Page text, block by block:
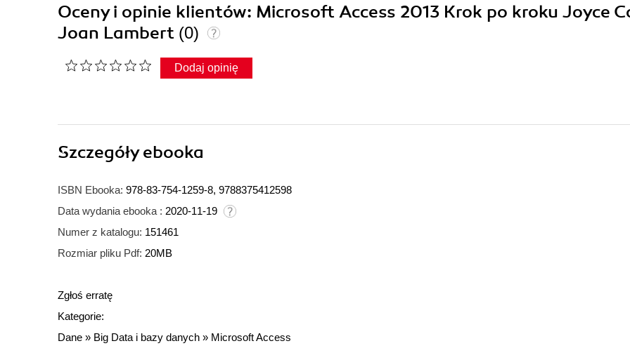
Oceny i opinie klientów: Microsoft Access 2013 Krok po kroku Joyce
Joan Lambert (0)
Dodaj opinię
Szczegółyebooka
ISBN Ebooka: 978-83-754-1259-8, 9788375412598
Data wydania ebooka : 2020-11-19
Numer z katalogu: 151461
Rozmiar pliku Pdf: 20MB
Zgłoś erratę
Kategorie:
Dane » Big Data i bazy danych » Microsoft Access